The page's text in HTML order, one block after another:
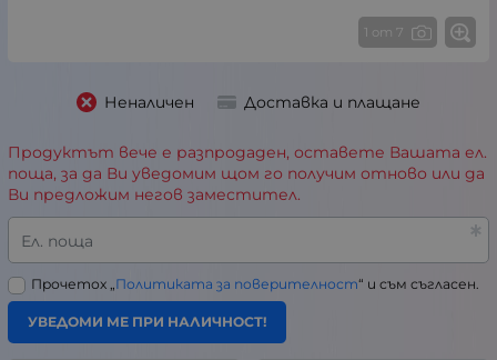
1 от 7
Неналичен Доставка и плащане
Продуктът вече е разпродаден, оставете Вашата ел.
поща, за да Ви уведомим щом го получим отново или да
Ви предложим негов заместител.
Ел. поща
Прочетох „Политиката за поверителност“ и съм съгласен.
УВЕДОМИ МЕ ПРИ НАЛИЧНОСТ!